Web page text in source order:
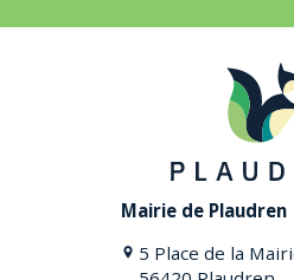
Mairie de Plaudren
5 Place de la